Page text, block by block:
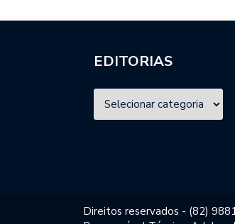
EDITORIAS
Direitos reservados - (82)